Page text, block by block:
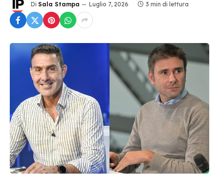
Di Sala Stampa Luglio 7, 2026 3 min di lettura